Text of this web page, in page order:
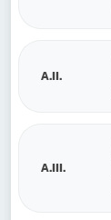
A.II.
A.III.